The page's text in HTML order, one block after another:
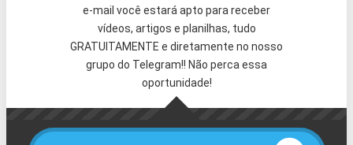
e-mail você estará apto para receber
vídeos, artigos e planilhas, tudo
GRATUITAMENTE e diretamente no nosso
grupo do Telegram!! Não perca essa
oportunidade!